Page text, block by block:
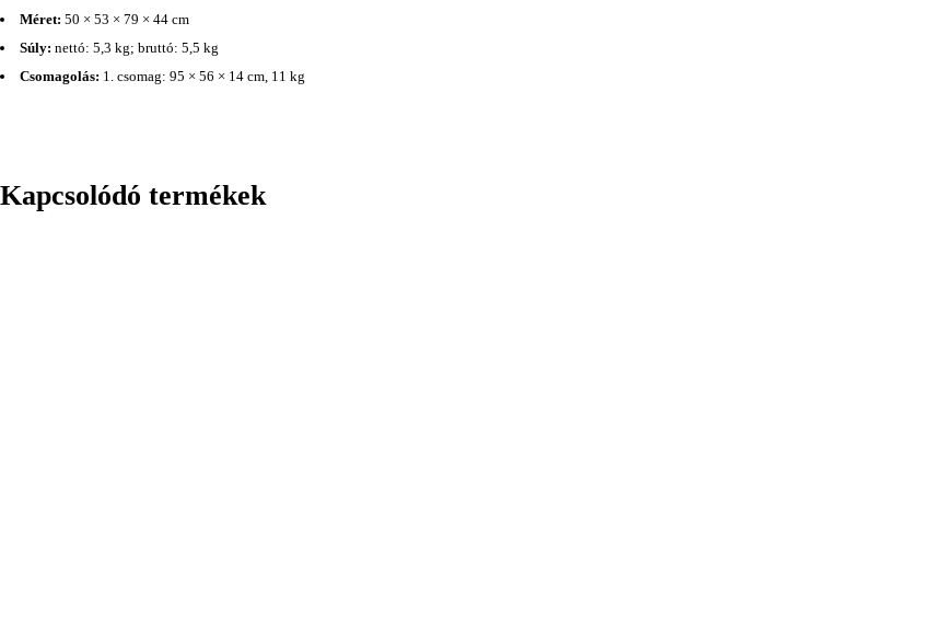
Méret: 50 × 53 × 79 × 44 cm
Súly: nettó: 5,3 kg; bruttó: 5,5 kg
Csomagolás: 1. csomag: 95 × 56 × 14 cm, 11 kg
Kapcsolódó termékek